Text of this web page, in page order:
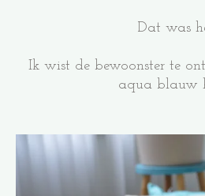
Dat was
Ik wist de bewoonster te
aqua blauw